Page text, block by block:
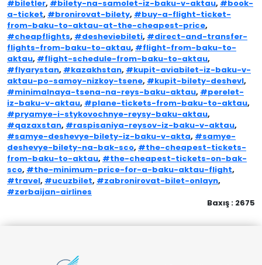
#biletler, #bilety-na-samolet-iz-baku-v-aktau, #book-
a-ticket, #bronirovat-bilety, #buy-a-flight-ticket-
from-baku-to-aktau-at-the-cheapest-price,
#cheapflights, #desheviebileti, #direct-and-transfer-
flights-from-baku-to-aktau, #flight-from-baku-to-
aktau, #flight-schedule-from-baku-to-aktau,
#flyarystan, #kazakhstan, #kupit-aviabilet-iz-baku-v-
aktau-po-samoy-nizkoy-tsene, #kupit-bilety-deshevl,
#minimalnaya-tsena-na-reys-baku-aktau, #perelet-
iz-baku-v-aktau, #plane-tickets-from-baku-to-aktau,
#pryamye-i-stykovochnye-reysy-baku-aktau,
#qazaxstan, #raspisaniya-reysov-iz-baku-v-aktau,
#samye-deshevye-bilety-iz-baku-v-akta, #samye-
deshevye-bilety-na-bak-sco, #the-cheapest-tickets-
from-baku-to-aktau, #the-cheapest-tickets-on-bak-
sco, #the-minimum-price-for-a-baku-aktau-flight,
#travel, #ucuzbilet, #zabronirovat-bilet-onlayn,
#zerbaijan-airlines
Baxış : 2675